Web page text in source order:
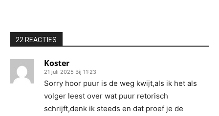
22 REACTIES
Koster
21 juli 2025 Bij 11:23
Sorry hoor puur is de weg kwijt,als ik het als
volger leest over wat puur retorisch
schrijft,denk ik steeds en dat proef je de